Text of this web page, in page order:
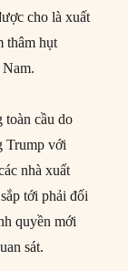
cho là xuất
thâm hụt
toàn cầu do
Trump với
nhà xuất
tới phải đối
quyền mới
sát.